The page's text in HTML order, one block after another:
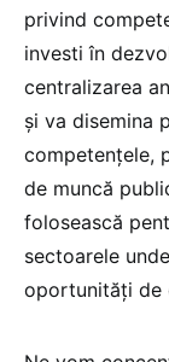
privind
investi în
centralizarea
și va disemina
competențele,
de muncă
folosească
sectoarele
oportunități de